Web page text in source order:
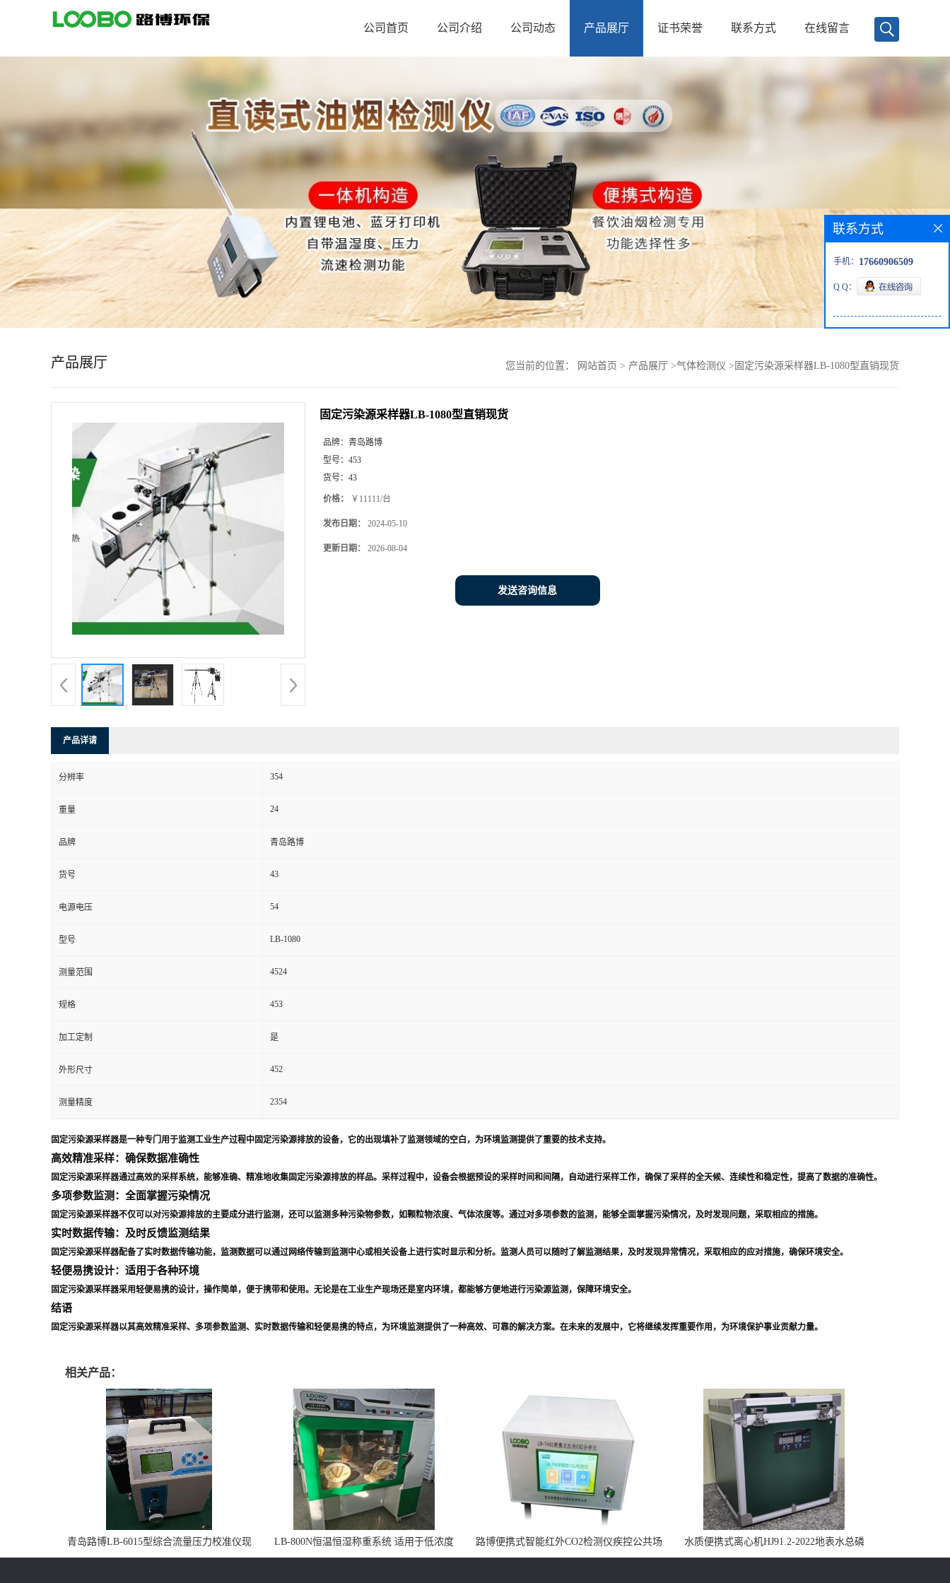
首
公司首页 公司介绍 公司动态 产品展厅 证书荣誉 联系方式 在线留言
产品展厅 您当前的位置： 网站首页 > 产品展厅 >气体检测仪 > 固定污染源采样器LB-1080型直销现货
固定污染源采样器LB-1080型直销现货
品牌： 青岛路博
型号： 453
货号： 43
价格： ￥11111/台
发布日期： 2024-05-10
更新日期： 2026-08-04
发送咨询信息
产品详请
分辨率 354
重量 24
品牌 青岛路博
货号 43
电源电压 54
型号 LB-1080
测量范围 4524
规格 453
加工定制 是
外形尺寸 452
测量精度 2354
固定污染源采样器是一种专门用于监测工业生产过程中固定污染源排放的设备，它的出现填补了监测领域的空白，为环境监测提供了重要的技术支持。
高效精准采样：确保数据准确性
固定污染源采样器通过高效的采样系统，能够准确、精准地收集固定污染源排放的样品。采样过程中，设备会根据预设的采样时间和间隔，自动进行采样工作，确保了采样的全天候、连续性和稳定性，提高了数据的准确性。
多项参数监测：全面掌握污染情况
固定污染源采样器不仅可以对污染源排放的主要成分进行监测，还可以监测多种污染物参数，如颗粒物浓度、气体浓度等。通过对多项参数的监测，能够全面掌握污染情况，及时发现问题，采取相应的措施。
实时数据传输：及时反馈监测结果
固定污染源采样器配备了实时数据传输功能，监测数据可以通过网络传输到监测中心或相关设备上进行实时显示和分析。监测人员可以随时了解监测结果，及时发现异常情况，采取相应的应对措施，确保环境安全。
轻便易携设计：适用于各种环境
固定污染源采样器采用轻便易携的设计，操作简单，便于携带和使用。无论是在工业生产现场还是室内环境，都能够方便地进行污染源监测，保障环境安全。
结语
固定污染源采样器以其高效精准采样、多项参数监测、实时数据传输和轻便易携的特点，为环境监测提供了一种高效、可靠的解决方案。在未来的发展中，它将继续发挥重要作用，为环境保护事业贡献力量。
相关产品：
青岛路博LB-6015型综合流量压力校准仪现
货
LB-800N恒温恒湿称重系统 适用于低浓度
烟尘采样滤膜烘干后使用
路博便携式智能红外CO2检测仪疾控公共场
所LB-7402
水质便携式离心机HJ91.2-2022地表水总磷
监测内置有电池
联系方式
手机： 17660906509
Q Q：